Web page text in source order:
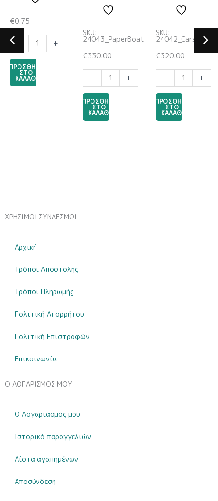
€0.75
Μπομπονιέρα
Υγρής
Πορσελάνης
EPRITSLILA0007
ποσότητα
+
ΠΡΟΣΘΗΚΗ
ΣΤΟ
ΚΑΛΑΘΙ
SKU:
24043_PaperBoat
€330.00
-
Μπομπονιέρα
Υγρής
Πορσελάνης
EPRITSLILA0007
ποσότητα
+
ΠΡΟΣΘΗΚΗ
ΣΤΟ
ΚΑΛΑΘΙ
SKU:
24042_Cars
€320.00
-
Μπομπονιέρα
Υγρής
Πορσελάνης
EPRITSLILA0007
ποσότητα
+
ΠΡΟΣΘΗΚΗ
ΣΤΟ
ΚΑΛΑΘΙ
ΧΡΗΣΙΜΟΙ ΣΥΝΔΕΣΜΟΙ
Αρχική
Τρόποι Αποστολής
Τρόποι Πληρωμής
Πολιτική Απορρήτου
Πολιτική Επιστροφών
Επικοινωνία
Ο ΛΟΓΑΡΙΣΜΟΣ ΜΟΥ
Ο Λογαριασμός μου
Ιστορικό παραγγελιών
Λίστα αγαπημένων
Αποσύνδεση